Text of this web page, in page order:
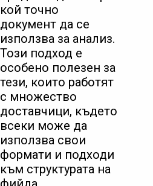
кой точно
документ да се
използва за анализ.
Този подход е
особено полезен за
тези, които работят
с множество
доставчици, където
всеки може да
използва свои
формати и подходи
към структурата на